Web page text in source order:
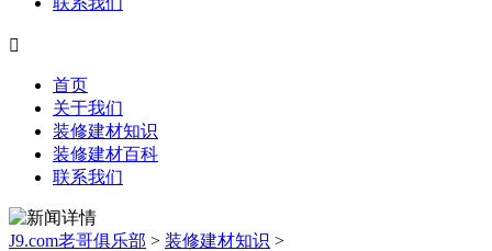

首页
关于我们
装修建材知识
装修建材百科
联系我们
J9.com老哥俱乐部 > 装修建材知识 >